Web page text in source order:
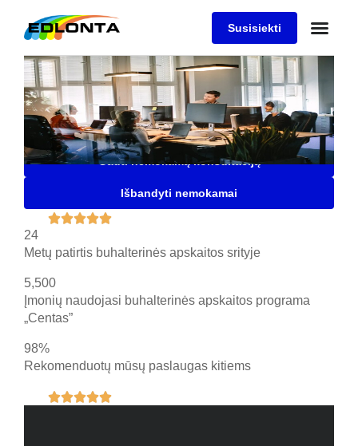
Susisiekti
Išbandyti nemokamai
Gauti nemokamą konsultaciją
Saugi, patogi ir lanksti buhalterinė programa Jūsų
įmonei, kuria naudojasi daugiau nei 5500 įmonių
Buhalterinės apskaitos
programa "Centas"

24
Metų patirtis buhalterinės apskaitos srityje
5,500
Įmonių naudojasi buhalterinės apskaitos programa
„Centas”
98%
Rekomenduotų mūsų paslaugas kitiems
